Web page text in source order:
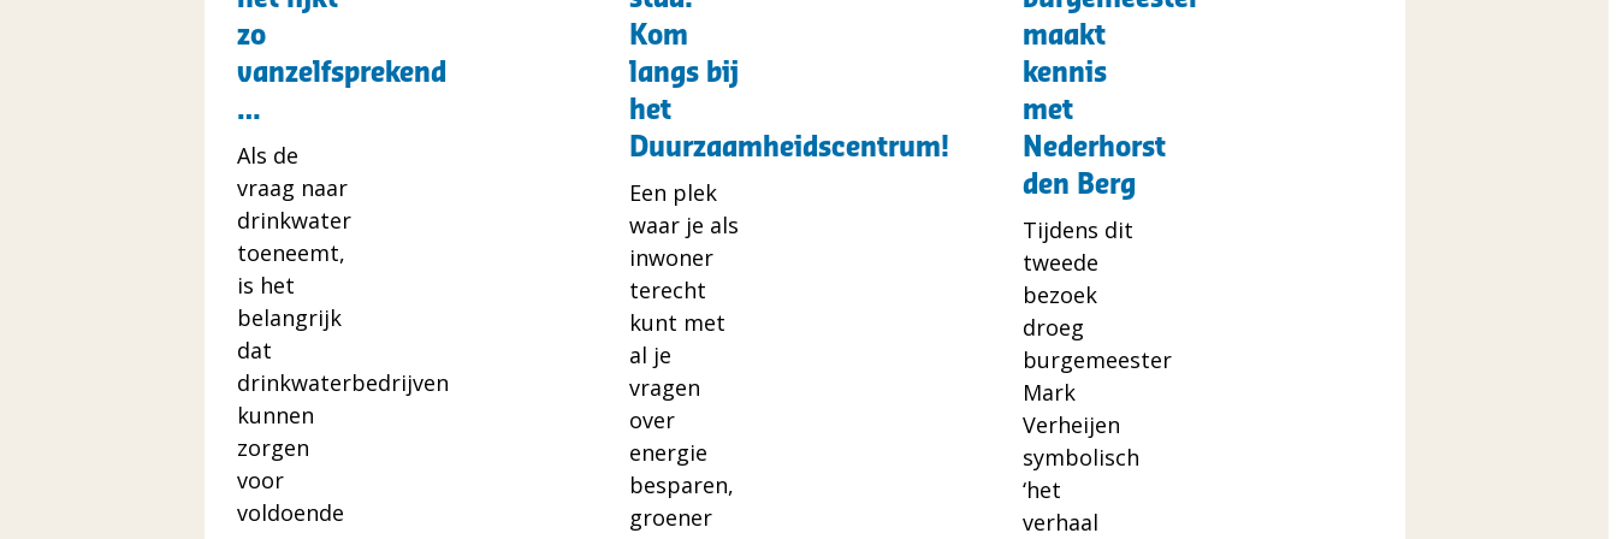
lijkt
zo
vanzelfsprekend
…
zo
vanzelfsprekend
…
Als de
vraag naar
drinkwater
toeneemt,
is het
belangrijk
dat
drinkwaterbedrijven
kunnen
zorgen
voor
voldoende
stad?
Kom
langs
bij
het
Duurzaamheidscentrum!
Kom
langs bij
het
Duurzaamheidscentrum!
Een plek
waar je als
inwoner
terecht
kunt met
al je
vragen
over
energie
besparen,
groener
maakt
kennis
met
Nederhorst
den
Berg
maakt
kennis
met
Nederhorst
den Berg
Tijdens dit
tweede
bezoek
droeg
burgemeester
Mark
Verheijen
symbolisch
‘het
verhaal